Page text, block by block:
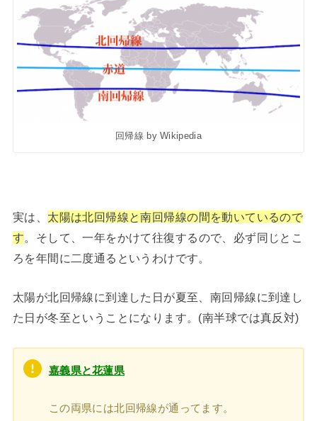
回帰線 by Wikipedia
実は、 太陽は北回帰線と南回帰線の間を動いているので
す。そして、一年をかけて往復するので、必ず同じとこ
ろを年間に二度通るというわけです。
太陽が北回帰線に到達した日が夏至、南回帰線に到達し
た日が冬至ということになります。(南半球では真反対)
嘉義県と花蓮県
この両県には北回帰線が通ってます。